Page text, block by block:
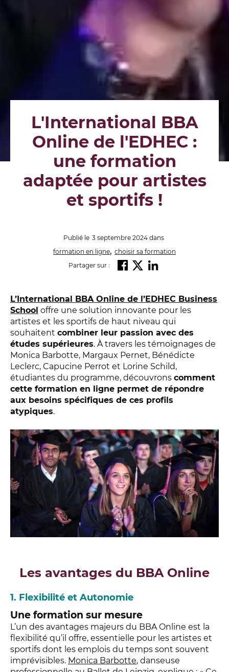
L'International BBA
Online de l'EDHEC :
une formation
adaptée pour artistes
et sportifs !
Publié le 3 septembre 2024 dans
formation en ligne, choisir sa formation
Partager sur :
L’International BBA Online de l’EDHEC Business
School offre une solution innovante pour les
artistes et les sportifs de haut niveau qui
souhaitent combiner leur passion avec des
études supérieures. À travers les témoignages de
Monica Barbotte, Margaux Pernet, Bénédicte
Leclerc, Capucine Perrot et Lorine Schild,
étudiantes du programme, découvrons comment
cette formation en ligne permet de répondre
aux besoins spécifiques de ces profils
atypiques.
Les avantages du BBA Online
1. Flexibilité et Autonomie
Une formation sur mesure
L’un des avantages majeurs du BBA Online est la
flexibilité qu’il offre, essentielle pour les artistes et
sportifs dont les emplois du temps sont souvent
imprévisibles. Monica Barbotte, danseuse